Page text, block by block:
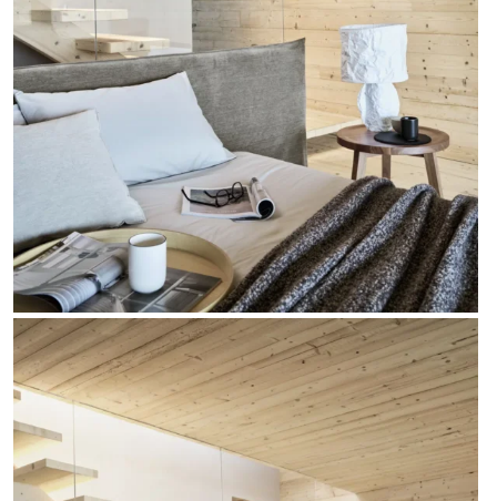
Produkty
Nasze realizacje
O nas
Kontakt
Dostępne od ręki
Dla architektów
Outlet